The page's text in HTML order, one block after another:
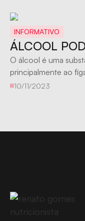
INFORMATIVO
ÁLCOOL
O álcool é uma
principalmente ao
10/11/2023